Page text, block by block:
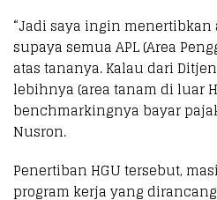
“Jadi saya ingin
supaya semua APL (Area
atas tananya. Kalau dari
lebihnya (area tanam di luar
benchmarkingnya bayar
Nusron.
Penertiban HGU tersebut,
program kerja yang